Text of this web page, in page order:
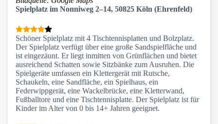
Spielplatz im Nonniweg 2–14, 50825 Köln (Ehrenfeld)
Schöner Spielplatz mit 4 Tischtennisplatten und Bolzplatz.
Der Spielplatz verfügt über eine große Sandspielfläche und
ist eingezäunt. Er liegt inmitten von Grünflächen und bietet
ausreichend Schatten sowie Sitzbänke zum Ausruhen. Die
Spielgeräte umfassen ein Klettergerät mit Rutsche,
Schaukeln, eine Sandfläche, ein Spielhaus, ein
Federwippgerät, eine Wackelbrücke, eine Kletterwand,
Fußballtore und eine Tischtennisplatte. Der Spielplatz ist für
Kinder im Alter von 0 bis 14+ Jahren geeignet.